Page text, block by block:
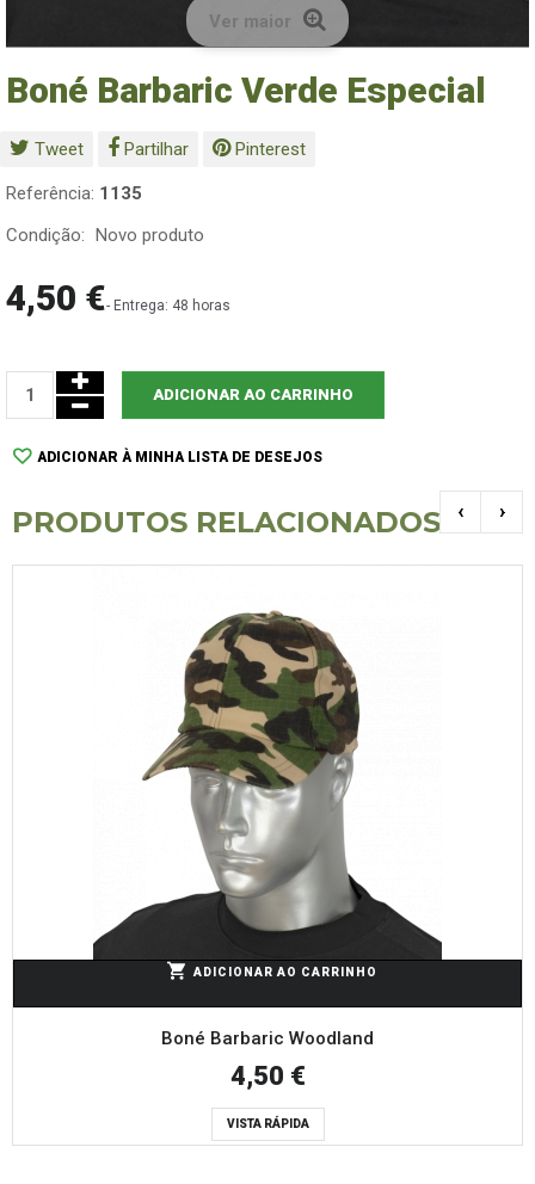
Ver maior
Boné Barbaric Verde Especial
Tweet Partilhar Pinterest
Referência: 1135
Condição: Novo produto
4,50 €- Entrega: 48 horas
ADICIONAR AO CARRINHO
ADICIONAR À MINHA LISTA DE DESEJOS
PRODUTOS RELACIONADOS ‹ ›
ADICIONAR AO CARRINHO
Boné Barbaric Woodland
4,50 €
VISTA RÁPIDA